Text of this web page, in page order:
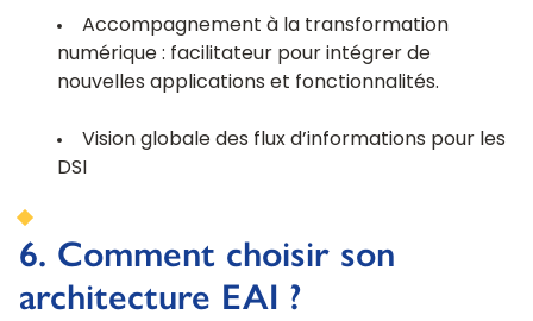
Accompagnement à la transformation
numérique : facilitateur pour intégrer de
nouvelles applications et fonctionnalités.
Vision globale des flux d’informations pour les
DSI
6. Comment choisir son
architecture EAI ?